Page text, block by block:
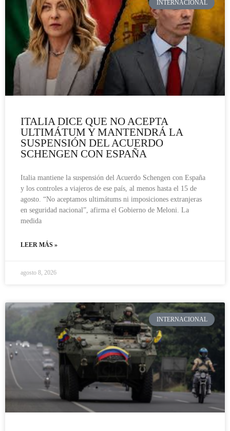
INTERNACIONAL
ITALIA DICE QUE NO ACEPTA
ULTIMÁTUM Y MANTENDRÁ LA
SUSPENSIÓN DEL ACUERDO
SCHENGEN CON ESPAÑA
Italia mantiene la suspensión del Acuerdo Schengen con España
y los controles a viajeros de ese país, al menos hasta el 15 de
agosto. “No aceptamos ultimátums ni imposiciones extranjeras
en seguridad nacional”, afirma el Gobierno de Meloni. La
medida
LEER MÁS »
agosto 8, 2026
INTERNACIONAL